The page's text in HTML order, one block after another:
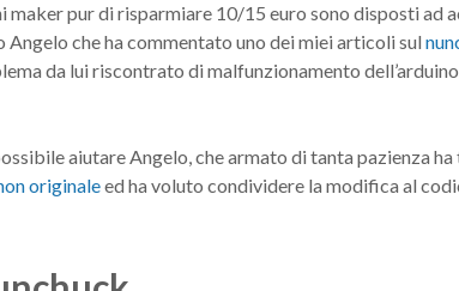
maker pur di risparmiare 10/15 euro sono disposti ad
che ha commentato uno dei miei articoli sul
da lui riscontrato di malfunzionamento
aiutare Angelo, che armato di tanta pazienza
originaleed ha voluto condividere la modifica al